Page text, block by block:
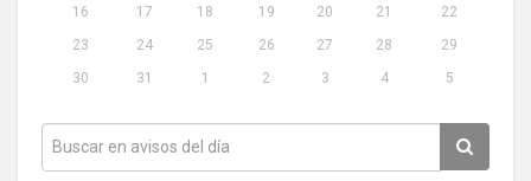
16
17 18 19 20 21
22
23
24 25 26 27 28
29
30
31 1 2 3 4 5